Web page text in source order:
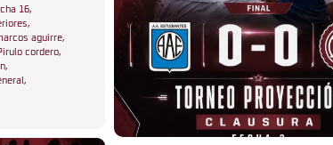
16,
,
aguirre,
cordero,
,
,